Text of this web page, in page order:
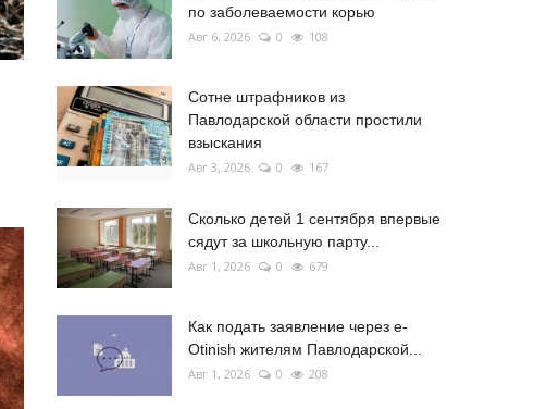
по заболеваемости корью
Авг 6, 2026 0 108
Сотне штрафников из
Павлодарской области простили
взыскания
Авг 3, 2026 0 167
Сколько детей 1 сентября впервые
сядут за школьную парту...
Авг 1, 2026 0 679
Как подать заявление через e-
Otinish жителям Павлодарской...
Авг 1, 2026 0 208